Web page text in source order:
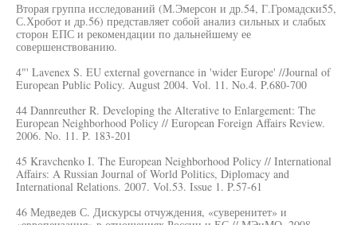
Вторая группа исследований (М.Эмерсон и др.54, Г.Громадски55,
С.Хробот и др.56) представляет собой анализ сильных и слабых
сторон ЕПС и рекомендации по дальнейшему ее
совершенствованию.
4"' Lavenex S. EU external governance in 'wider Europe' //Journal of
European Public Policy. August 2004. Vol. 11. No.4. P.680-700
44 Dannreuther R. Developing the Alterative to Enlargement: The
European Neighborhood Policy // European Foreign Affairs Review.
2006. No. 11. P. 183-201
45 Kravchenko I. The European Neighborhood Policy // International
Affairs: A Russian Journal of World Politics, Diplomacy and
International Relations. 2007. Vol.53. Issue 1. P.57-61
46 Медведев С. Дискурсы отчуждения, «суверенитет» и